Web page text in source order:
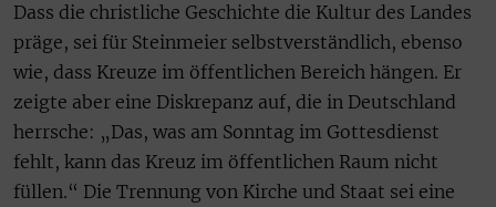
Dass die christliche Geschichte die Kultur des Landes
präge, sei für Steinmeier selbstverständlich, ebenso
wie, dass Kreuze im öffentlichen Bereich hängen. Er
zeigte aber eine Diskrepanz auf, die in Deutschland
herrsche: „Das, was am Sonntag im Gottesdienst
fehlt, kann das Kreuz im öffentlichen Raum nicht
füllen.“ Die Trennung von Kirche und Staat sei eine